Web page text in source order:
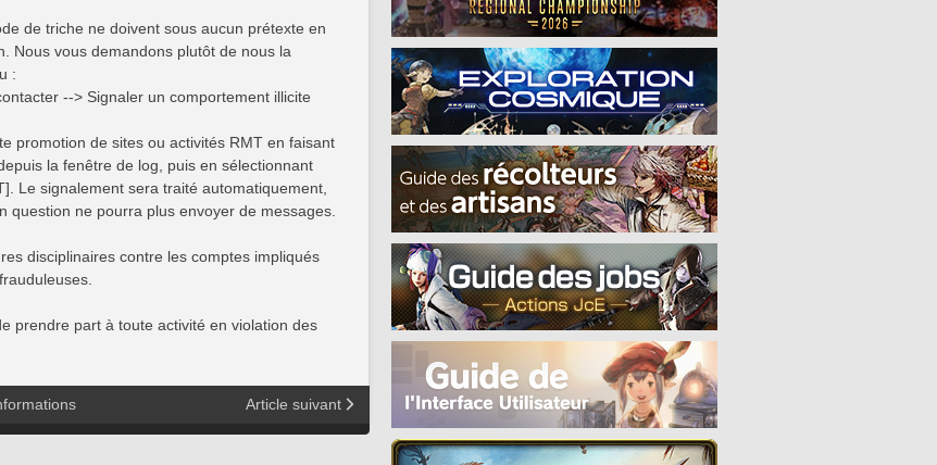
de triche ne doivent sous aucun prétexte en
Nous vous demandons plutôt de nous la
:
--> Signaler un comportement illicite
promotion de sites ou activités RMT en faisant
la fenêtre de log, puis en sélectionnant
Le signalement sera traité automatiquement,
question ne pourra plus envoyer de messages.
disciplinaires contre les comptes impliqués
prendre part à toute activité en violation des
Article suivant